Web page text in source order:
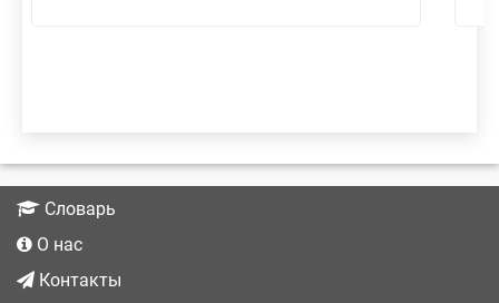
Словарь
О нас
Контакты